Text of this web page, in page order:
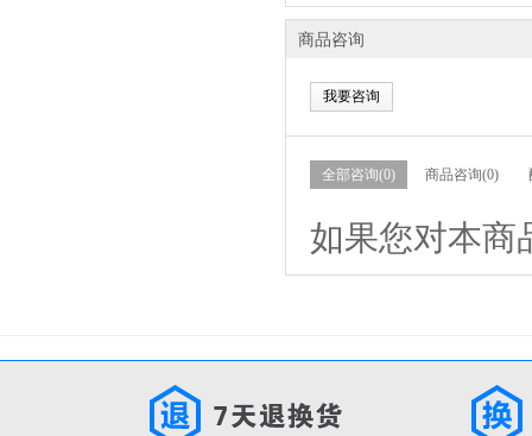
商品咨询
我要咨询
全部咨询(0) 商品咨询(0)
如果您对本商